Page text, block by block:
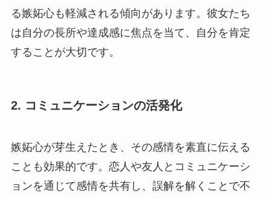
る嫉妬心も軽減される傾向があります。彼女たち
は自分の長所や達成感に焦点を当て、自分を肯定
することが大切です。
2. コミュニケーションの活発化
嫉妬心が芽生えたとき、その感情を素直に伝える
ことも効果的です。恋人や友人とコミュニケーシ
ョンを通じて感情を共有し、誤解を解くことで不